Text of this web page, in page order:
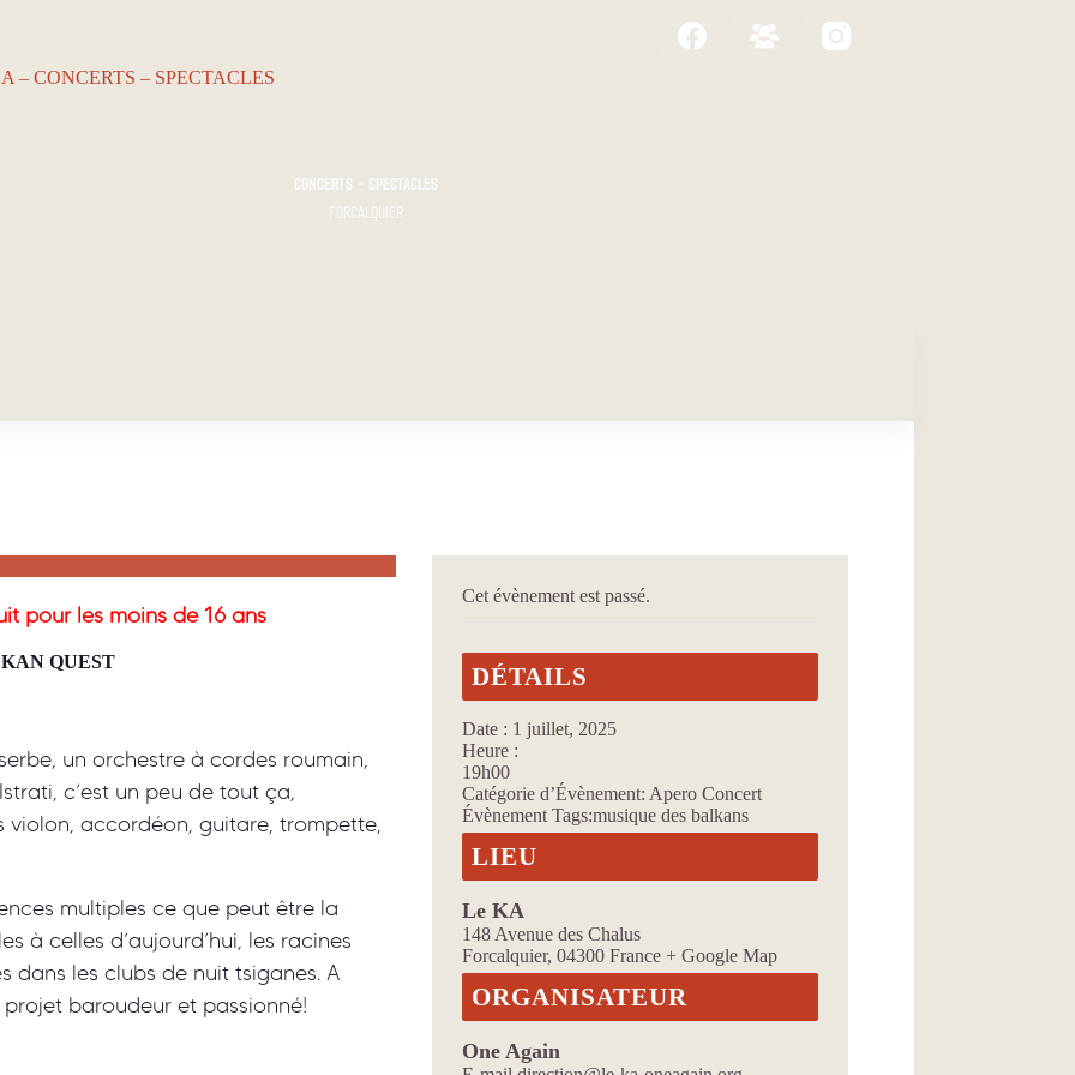
CONCERTS - SPECTACLES
FORCALQUIER
pour les moins de 16 ans
QUEST
un orchestre à cordes roumain,
c’est un peu de tout ça,
violon, accordéon, guitare, trompette,
multiples ce que peut être la
à celles d’aujourd’hui, les racines
dans les clubs de nuit tsiganes. A
baroudeur et passionné!
Cet évènement est passé.
DÉTAILS
Date : 1 juillet, 2025
Heure :
19h00
Catégorie d’Évènement: Apero Concert
Évènement Tags:musique des balkans
LIEU
Le KA
148 Avenue des Chalus
Forcalquier, 04300 France + Google Map
ORGANISATEUR
One Again